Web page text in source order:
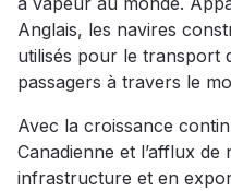
Anglais, les navires
utilisés pour le transport
passagers à travers le
Avec la croissance
Canadienne et l’afflux
infrastructure et en